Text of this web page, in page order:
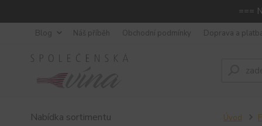
===
Blog Náš příběh Obchodní podmínky Doprava a
Nabídka sortimentu Úvod